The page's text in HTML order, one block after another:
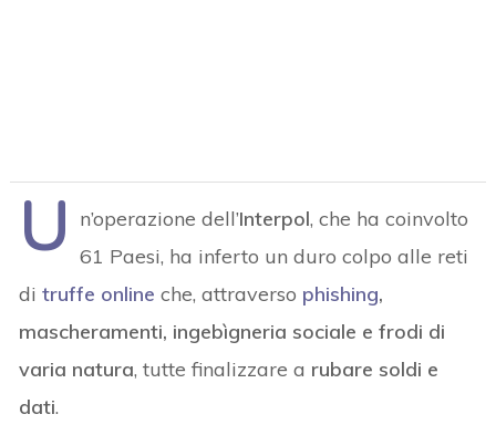
U n’operazione dell’Interpol, che ha coinvolto
61 Paesi, ha inferto un duro colpo alle reti
ditruffe online che, attraverso phishing,
mascheramenti, ingebìgneria sociale e frodi di
varia natura, tutte finalizzare a rubare soldi e
dati.